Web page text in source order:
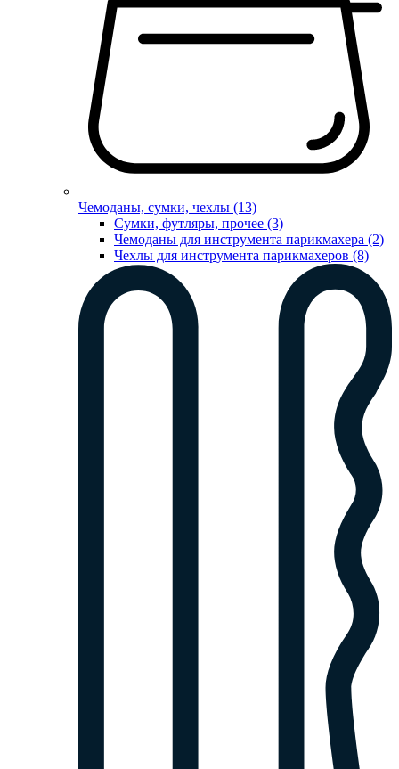
Чемоданы, сумки, чехлы (13)
Сумки, футляры, прочее (3)
Чемоданы для инструмента парикмахера (2)
Чехлы для инструмента парикмахеров (8)